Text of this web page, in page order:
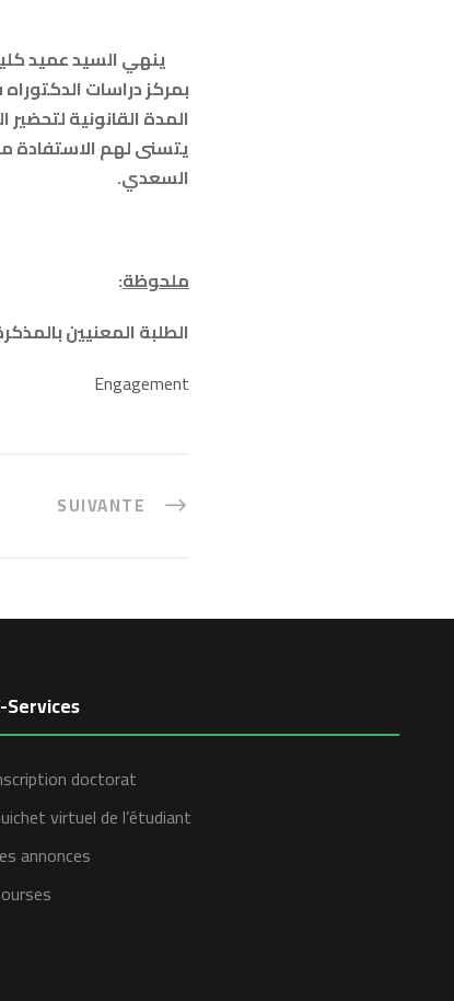
ينهي السيد عميد
بمركز دراسات الدكتوراه
المدة القانونية
السعدي.
ملحوظة:
الطلبة المعنيين
Engagement
SUIVANTE
Services
doctorat
virtuel de l’étudiant
annonces